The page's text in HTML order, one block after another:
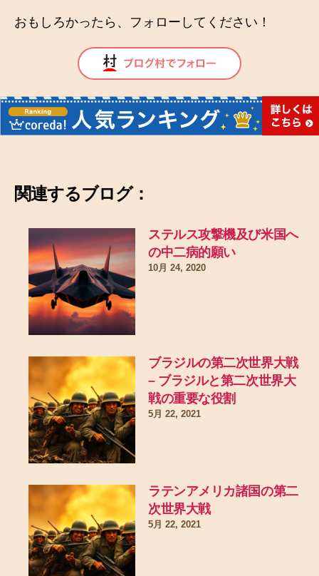
おもしろかったら、フォローしてください！
関連するブログ：
ステルス攻撃機及び米国へ
の中二病的願い
10月 24, 2020
ブラジルの第二次世界大戦
– ブラジルと第二次世界大
戦の重要な役割
5月 22, 2021
ラテンアメリカ諸国の第二
次世界大戦
5月 22, 2021